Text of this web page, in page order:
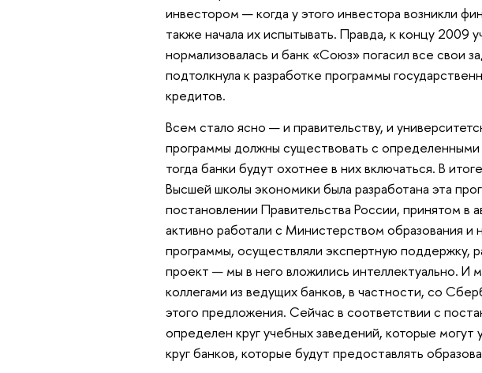
инвестором — когда у этого инвестора возникли
также начала их испытывать. Правда, к концу 2009
нормализовалась и банк «Союз» погасил все свои
подтолкнула к разработке программы
кредитов.
Всем стало ясно — и правительству, и
программы должны существовать с определенными
тогда банки будут охотнее в них включаться. В
Высшей школы экономики была разработана эта
постановлении Правительства России, принятом в
активно работали с Министерством образования и
программы, осуществляли экспертную поддержку,
проект — мы в него вложились интеллектуально. И
коллегами из ведущих банков, в частности, со
этого предложения. Сейчас в соответствии с
определен круг учебных заведений, которые могут
круг банков, которые будут предоставлять